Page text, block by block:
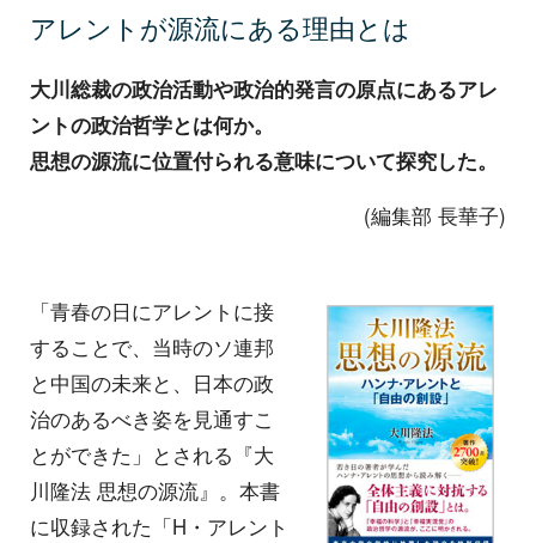
アレントが源流にある理由とは
大川総裁の政治活動や政治的発言の原点にあるアレ
ントの政治哲学とは何か。
思想の源流に位置付られる意味について探究した。
(編集部 長華子)
「青春の日にアレントに接
することで、当時のソ連邦
と中国の未来と、日本の政
治のあるべき姿を見通すこ
とができた」とされる『大
川隆法 思想の源流』。本書
に収録された「H・アレント